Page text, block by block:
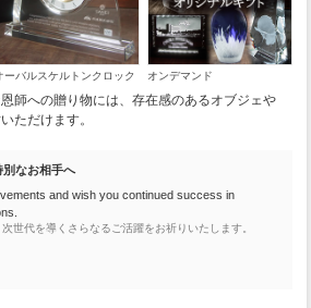
ーバルスケルトンクロック オンデマンド
師への贈り物には、存在感のあるオブジェや
ただけます。
別なお相手へ
and wish you continued success in
世代を導くさらなるご活躍をお祈りいたします。